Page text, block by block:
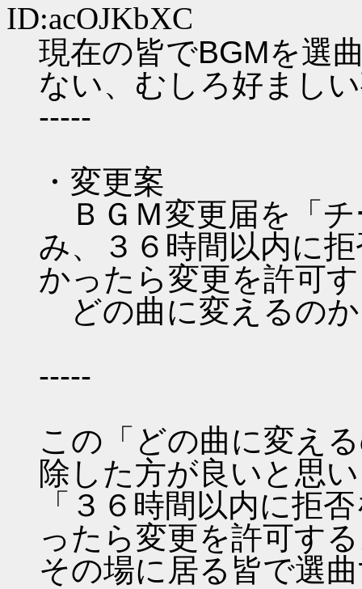
ID:acOJKbXC
現在の皆でBGMを選
ない、むしろ好まし
-----
・変更案
ＢＧＭ変更届を「チ
み、３６時間以内に
かったら変更を許可
どの曲に変えるの
-----
この「どの曲に変え
除した方が良いと思
「３６時間以内に拒
ったら変更を許可す
その場に居る皆で選